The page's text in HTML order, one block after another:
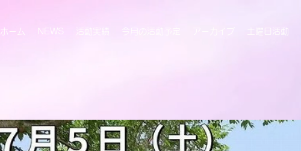
ホーム NEWS 活動実績 今月の活動予定 土曜日活動